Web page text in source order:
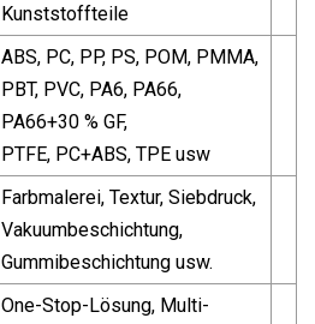
Kunststoffteile
ABS, PC, PP, PS, POM, PMMA,
PBT, PVC, PA6, PA66,
PA66+30 % GF,
PTFE, PC+ABS, TPE usw
Farbmalerei, Textur, Siebdruck,
Vakuumbeschichtung,
Gummibeschichtung usw.
One-Stop-Lösung, Multi-